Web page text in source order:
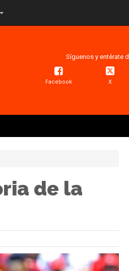
Síguenos y entérate
Facebook X
de la